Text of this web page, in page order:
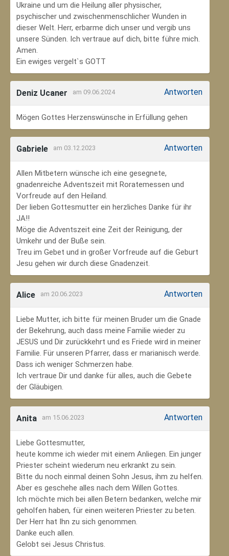
Ukraine und um die Heilung aller physischer,
psychischer und zwischenmenschlicher Wunden in
dieser Welt. Herr, erbarme dich unser und vergib uns
unsere Sünden. Ich vertraue auf dich, bitte führe mich.
Amen.
Ein ewiges vergelt`s GOTT
Deniz Ucaner am 09.06.2024 Antworten
Mögen Gottes Herzenswünsche in Erfüllung gehen
Gabriele am 03.12.2023 Antworten
Allen Mitbetern wünsche ich eine gesegnete,
gnadenreiche Adventszeit mit Roratemessen und
Vorfreude auf den Heiland.
Der lieben Gottesmutter ein herzliches Danke für ihr
JA!!
Möge die Adventszeit eine Zeit der Reinigung, der
Umkehr und der Buße sein.
Treu im Gebet und in großer Vorfreude auf die Geburt
Jesu gehen wir durch diese Gnadenzeit.
Alice am 20.06.2023 Antworten
Liebe Mutter, ich bitte für meinen Bruder um die Gnade
der Bekehrung, auch dass meine Familie wieder zu
JESUS und Dir zurückkehrt und es Friede wird in meiner
Familie. Für unseren Pfarrer, dass er marianisch werde.
Dass ich weniger Schmerzen habe.
Ich vertraue Dir und danke für alles, auch die Gebete
der Gläubigen.
Anita am 15.06.2023 Antworten
Liebe Gottesmutter,
heute komme ich wieder mit einem Anliegen. Ein junger
Priester scheint wiederum neu erkrankt zu sein.
Bitte du noch einmal deinen Sohn Jesus, ihm zu helfen.
Aber es geschehe alles nach dem Willen Gottes.
Ich möchte mich bei allen Betern bedanken, welche mir
geholfen haben, für einen weiteren Priester zu beten.
Der Herr hat Ihn zu sich genommen.
Danke euch allen.
Gelobt sei Jesus Christus.